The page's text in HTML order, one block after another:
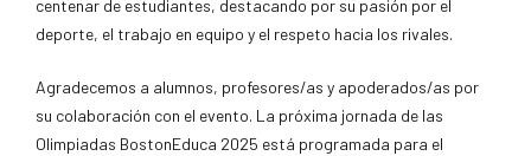
centenar de estudiantes, destacando por su pasión por el
deporte, el trabajo en equipo y el respeto hacia los rivales.
Agradecemos a alumnos, profesores/as y apoderados/as por
su colaboración con el evento. La próxima jornada de las
Olimpiadas BostonEduca 2025 está programada para el